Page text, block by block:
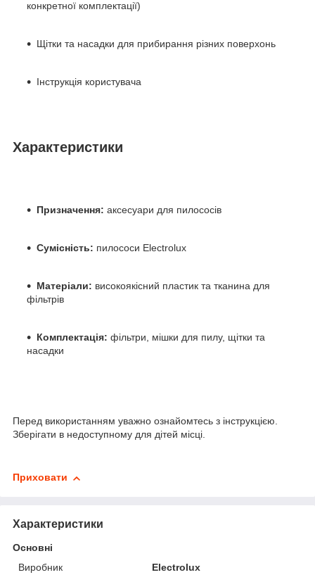
конкретної комплектації)
Щітки та насадки для прибирання різних поверхонь
Інструкція користувача
Характеристики
Призначення: аксесуари для пилососів
Сумісність: пилососи Electrolux
Матеріали: високоякісний пластик та тканина для
фільтрів
Комплектація: фільтри, мішки для пилу, щітки та
насадки
Перед використанням уважно ознайомтесь з інструкцією.
Зберігати в недоступному для дітей місці.
Приховати
Характеристики
Основні
Виробник
Electrolux